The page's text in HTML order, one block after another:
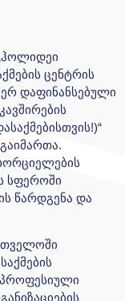
ცენტრის
დაფინანსებული
სფეროში
წარდგენა და
პროფესიული